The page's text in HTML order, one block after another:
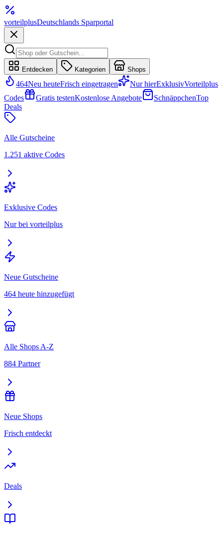
vorteilplusDeutschlands Sparportal
Entdecken Kategorien Shops
464Neu heuteFrisch eingetragen Nur hierExklusivVorteilplus
Codes
Gratis testenKostenlose Angebote SchnäppchenTop
Deals
Alle Gutscheine
1.251 aktive Codes
Exklusive Codes
Nur bei vorteilplus
Neue Gutscheine
464 heute hinzugefügt
Alle Shops A-Z
884 Partner
Neue Shops
Frisch entdeckt
Deals